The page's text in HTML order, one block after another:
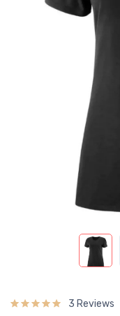
3 Reviews